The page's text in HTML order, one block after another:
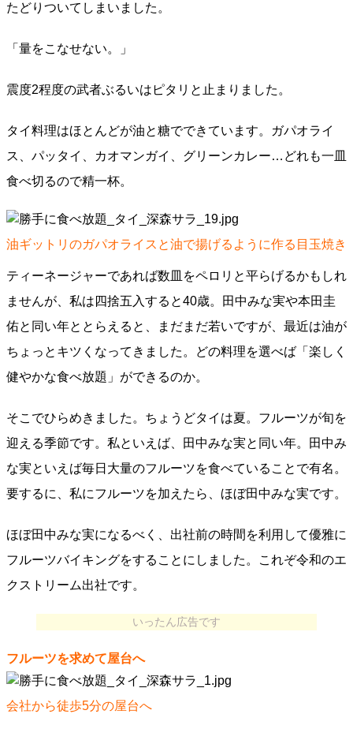
たどりついてしまいました。
「量をこなせない。」
震度2程度の武者ぶるいはピタリと止まりました。
タイ料理はほとんどが油と糖でできています。ガパオライ
ス、パッタイ、カオマンガイ、グリーンカレー…どれも一皿
食べ切るので精一杯。
油ギットリのガパオライスと油で揚げるように作る目玉焼き
ティーネージャーであれば数皿をペロリと平らげるかもしれ
ませんが、私は四捨五入すると40歳。田中みな実や本田圭
佑と同い年ととらえると、まだまだ若いですが、最近は油が
ちょっとキツくなってきました。どの料理を選べば「楽しく
健やかな食べ放題」ができるのか。
そこでひらめきました。ちょうどタイは夏。フルーツが旬を
迎える季節です。私といえば、田中みな実と同い年。田中み
な実といえば毎日大量のフルーツを食べていることで有名。
要するに、私にフルーツを加えたら、ほぼ田中みな実です。
ほぼ田中みな実になるべく、出社前の時間を利用して優雅に
フルーツバイキングをすることにしました。これぞ令和のエ
クストリーム出社です。
いったん広告です
フルーツを求めて屋台へ
会社から徒歩5分の屋台へ